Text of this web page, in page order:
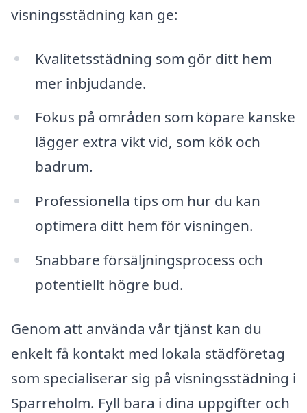
visningsstädning kan ge:
Kvalitetsstädning som gör ditt hem
mer inbjudande.
Fokus på områden som köpare kanske
lägger extra vikt vid, som kök och
badrum.
Professionella tips om hur du kan
optimera ditt hem för visningen.
Snabbare försäljningsprocess och
potentiellt högre bud.
Genom att använda vår tjänst kan du
enkelt få kontakt med lokala städföretag
som specialiserar sig på visningsstädning i
Sparreholm. Fyll bara i dina uppgifter och